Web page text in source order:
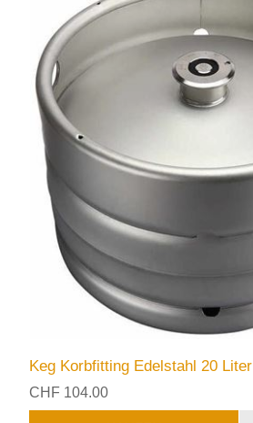
Keg Korbfitting Edelstahl 20 Liter
CHF 104.00